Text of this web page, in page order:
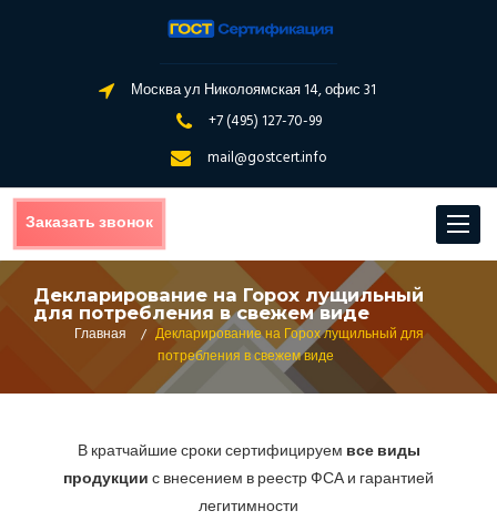
Москва ул Николоямская 14, офис 31
+7 (495) 127-70-99
mail@gostcert.info
Toggle
Заказать звонок
Декларирование на Горох лущильный
для потребления в свежем виде
Главная
/ Декларирование на Горох лущильный для
потребления в свежем виде
В кратчайшие сроки сертифицируем все виды
продукциис внесением в реестр ФСА и гарантией
легитимности